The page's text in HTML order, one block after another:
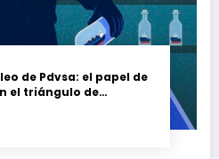
de Pdvsa: el papel de
el triángulo de